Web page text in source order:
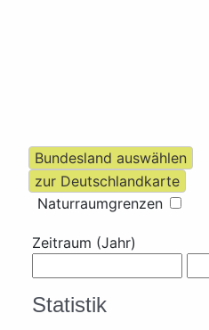
Naturraumgrenzen
Zeitraum (Jahr)
Statistik